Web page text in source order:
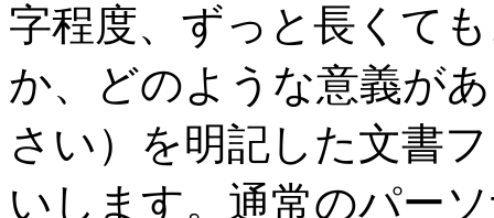
字程度、ずっと長くて
か、どのような意義が
さい）を明記した文書
いします。通常のパー